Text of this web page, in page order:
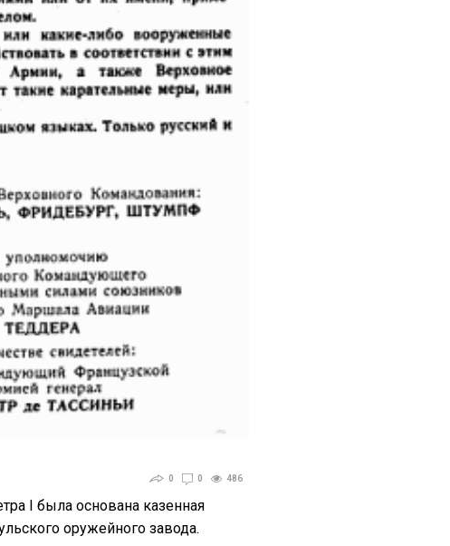
0 0 486
I была основана казенная
оружейного завода.